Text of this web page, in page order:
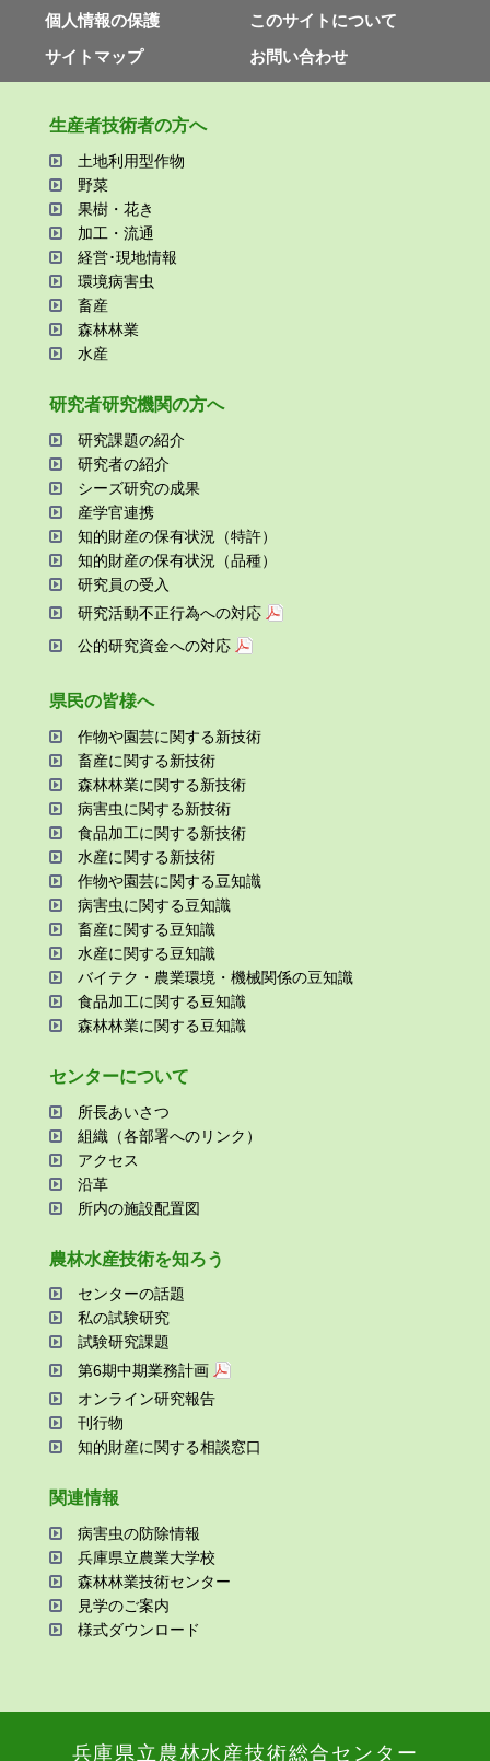
個⼈情報の保護
このサイトについて
サイトマップ
お問い合わせ
⽣産者技術者の⽅へ
⼟地利⽤型作物
野菜
果樹・花き
加⼯・流通
経営･現地情報
環境病害⾍
畜産
森林林業
⽔産
研究者研究機関の⽅へ
研究課題の紹介
研究者の紹介
シーズ研究の成果
産学官連携
知的財産の保有状況（特許）
知的財産の保有状況（品種）
研究員の受⼊
研究活動不正⾏為への対応
公的研究資金への対応
県⺠の皆様へ
作物や園芸に関する新技術
畜産に関する新技術
森林林業に関する新技術
病害⾍に関する新技術
⾷品加⼯に関する新技術
⽔産に関する新技術
作物や園芸に関する⾖知識
病害⾍に関する⾖知識
畜産に関する⾖知識
⽔産に関する⾖知識
バイテク・農業環境・機械関係の⾖知識
⾷品加⼯に関する⾖知識
森林林業に関する⾖知識
センターについて
所⻑あいさつ
組織（各部署へのリンク）
アクセス
沿⾰
所内の施設配置図
農林⽔産技術を知ろう
センターの話題
私の試験研究
試験研究課題
第6期中期業務計画
オンライン研究報告
刊⾏物
知的財産に関する相談窓⼝
関連情報
病害⾍の防除情報
兵庫県⽴農業⼤学校
森林林業技術センター
⾒学のご案内
様式ダウンロード
兵庫県⽴農林⽔産技術総合センター